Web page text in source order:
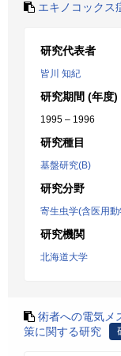
エキノコックス
研究代表者
皆川 知紀
研究期間 (年度)
1995 – 1996
研究種目
基盤研究(B)
研究分野
寄生虫学(含医用
研究機関
北海道大学
術者への電気メ
策に関する研究